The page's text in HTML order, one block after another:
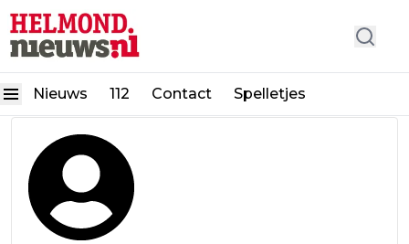
Nieuws 112 Contact Spelletjes